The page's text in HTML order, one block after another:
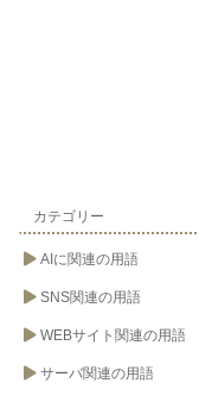
カテゴリー
AIに関連の用語
SNS関連の用語
WEBサイト関連の用語
サーバ関連の用語